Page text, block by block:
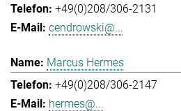
+49(0)208/306-2131
cendrowski@...
Marcus Hermes
+49(0)208/306-2147
hermes@...